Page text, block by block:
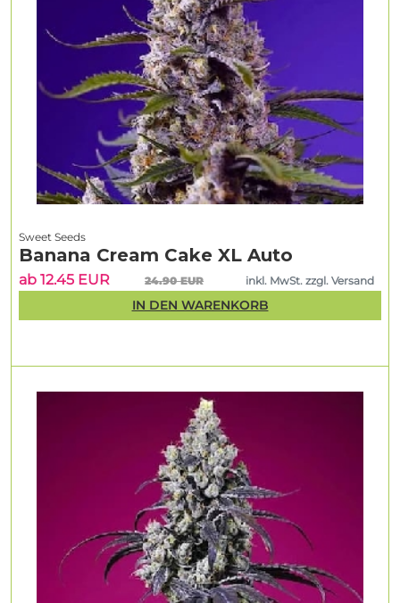
Sweet Seeds
Banana Cream Cake XL Auto
ab 12.45 EUR 24.90 EUR inkl. MwSt. zzgl. Versand
IN DEN WARENKORB